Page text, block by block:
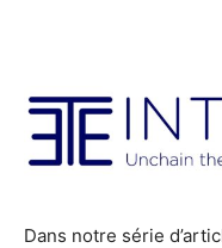
Dans notre série